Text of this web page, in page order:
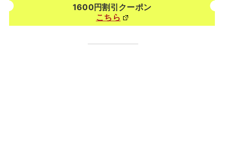
1600円割引クーポン
こちら